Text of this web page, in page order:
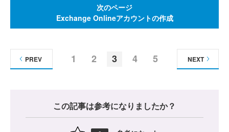
次のページ
Exchange Onlineアカウントの作成
1 2 3 4 5
PREV NEXT
この記事は参考になりましたか？